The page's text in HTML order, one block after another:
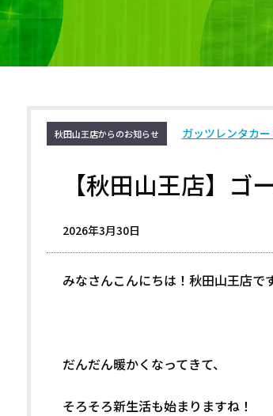
秋田山王店からのお知らせ ガッツレンタカ
【秋田山王店】ゴ
2026年3月30日
みなさんこんにちは！秋田山王店で
だんだん暖かくなってきて、
そろそろ新生活も始まりますね！